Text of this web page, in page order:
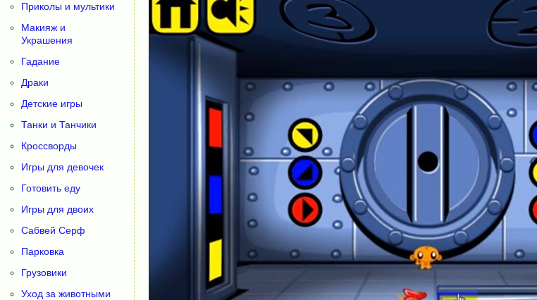
Приколы и мультики
Макияж и
Украшения
Гадание
Драки
Детские игры
Танки и Танчики
Кроссворды
Игры для девочек
Готовить еду
Игры для двоих
Сабвей Серф
Парковка
Грузовики
Уход за животными